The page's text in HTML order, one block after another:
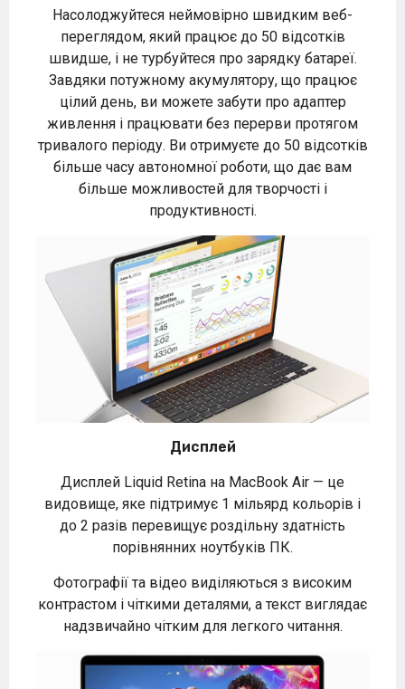
Насолоджуйтеся неймовірно швидким веб-
переглядом, який працює до 50 відсотків
швидше, і не турбуйтеся про зарядку батареї.
Завдяки потужному акумулятору, що працює
цілий день, ви можете забути про адаптер
живлення і працювати без перерви протягом
тривалого періоду. Ви отримуєте до 50 відсотків
більше часу автономної роботи, що дає вам
більше можливостей для творчості і
продуктивності.
Дисплей
Дисплей Liquid Retina на MacBook Air — це
видовище, яке підтримує 1 мільярд кольорів і
до 2 разів перевищує роздільну здатність
порівнянних ноутбуків ПК.
Фотографії та відео виділяються з високим
контрастом і чіткими деталями, а текст виглядає
надзвичайно чітким для легкого читання.